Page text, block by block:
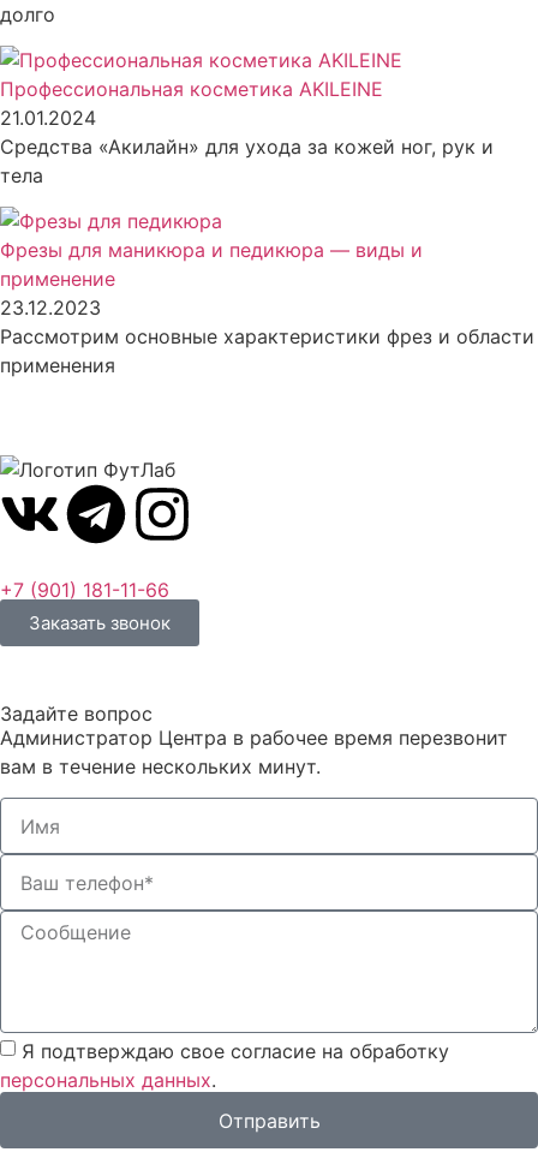
долго
Профессиональная косметика AKILEINE
21.01.2024
Средства «Акилайн» для ухода за кожей ног, рук и
тела
Фрезы для маникюра и педикюра — виды и
применение
23.12.2023
Рассмотрим основные характеристики фрез и области
применения
+7 (901) 181-11-66
Заказать звонок
Задайте вопрос
Администратор Центра в рабочее время перезвонит
вам в течение нескольких минут.
Я подтверждаю свое согласие на обработку
персональных данных.
Отправить